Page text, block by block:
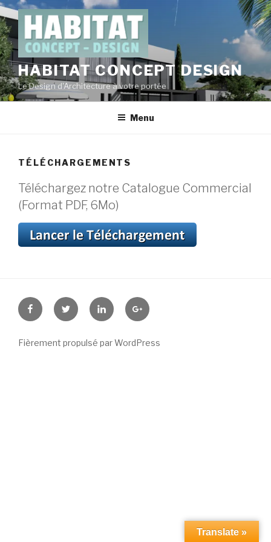
Aller
au
contenu
principal
HABITAT CONCEPT DESIGN
Le Design d'Architecture à votre portée
Menu
TÉLÉCHARGEMENTS
Téléchargez notre Catalogue Commercial
(Format PDF, 6Mo)
FacebookTwitter LinkedinGoogle
+
Fièrement propulsé par WordPress
Translate »